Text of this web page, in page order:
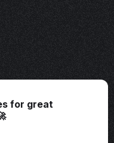
for great